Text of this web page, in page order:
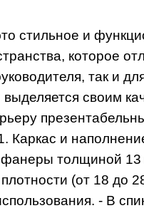
стильное и
которое
так и
своим
Каркас и
фанеры толщиной
(от 18 до
- В